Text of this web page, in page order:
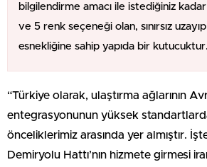
bilgilendirme amacı ile istediğiniz
ve 5 renk seçeneği olan, sınırsız
esnekliğine sahip yapıda bir kutucuktur.
“Türkiye olarak, ulaştırma ağlarının
entegrasyonunun yüksek
önceliklerimiz arasında yer almıştır.
Demiryolu Hattı’nın hizmete girmesi